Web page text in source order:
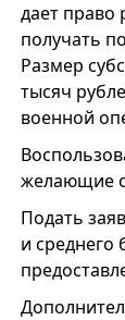
дает право
получать
Размер
тысяч
военной
желающие
Подать
и среднего